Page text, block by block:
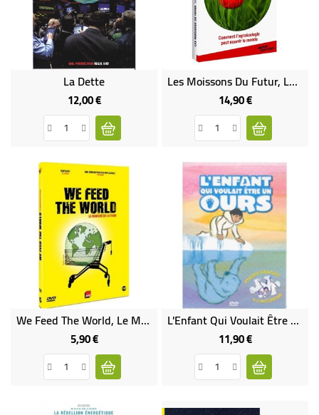
La Dette
12,00 €Prix
Les Moissons Du Futur, Les Défis De L'agroécologie
14,90 €Prix
We Feed The World, Le Marché De La Faim (DVD Occasion)
5,90 €Prix
L'Enfant Qui Voulait Être Un Ours DVD (neuf)
11,90 €Prix